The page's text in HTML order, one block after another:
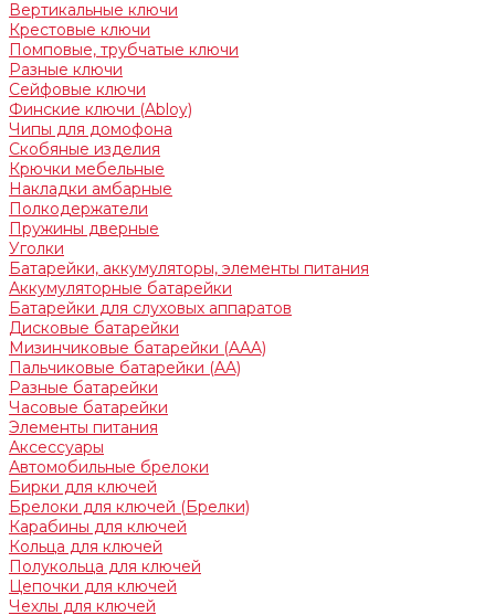
Вертикальные ключи
Крестовые ключи
Помповые, трубчатые ключи
Разные ключи
Сейфовые ключи
Финские ключи (Abloy)
Чипы для домофона
Скобяные изделия
Крючки мебельные
Накладки амбарные
Полкодержатели
Пружины дверные
Уголки
Батарейки, аккумуляторы, элементы питания
Аккумуляторные батарейки
Батарейки для слуховых аппаратов
Дисковые батарейки
Мизинчиковые батарейки (AAA)
Пальчиковые батарейки (AA)
Разные батарейки
Часовые батарейки
Элементы питания
Аксессуары
Автомобильные брелоки
Бирки для ключей
Брелоки для ключей (Брелки)
Карабины для ключей
Кольца для ключей
Полукольца для ключей
Цепочки для ключей
Чехлы для ключей